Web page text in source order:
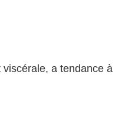
a tendance à